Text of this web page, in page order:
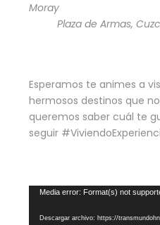
Plaza de Armas,
Esperamos te animes a
hermosos destinos que
queremos saber cuál te
seguir
Media error: Format(s) not
Descargar archivo: https://